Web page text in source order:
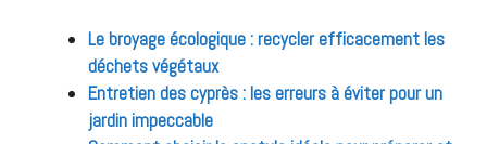
Le broyage écologique : recycler efficacement les
déchets végétaux
Entretien des cyprès : les erreurs à éviter pour un
jardin impeccable